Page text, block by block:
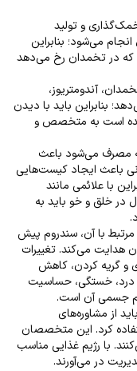
و تولید
می‌شود؛ بنابراین
که در تخمدان رخ می‌دهد
آندومتریوز،
بنابراین باید با دیدن
شده است به متخصص و
مصرف می‌شود باعث
باعث ایجاد کیست‌هایی
با علائمی مانند
در خلق و خو باید به
.
مرتبط با آن، سندروم پیش
هدایت می‌کند. تغییرات
و گریه کردن، کاهش
درد، خستگی، حساسیت
جسمی آن است.
از مشاوره‌های
کرد. این متخصصان
با رژیم غذایی مناسب
در می‌آورند.